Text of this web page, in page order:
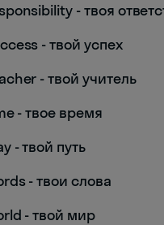
- твоя
- твой успех
- твой учитель
- твое время
- твой путь
- твои слова
- твой мир